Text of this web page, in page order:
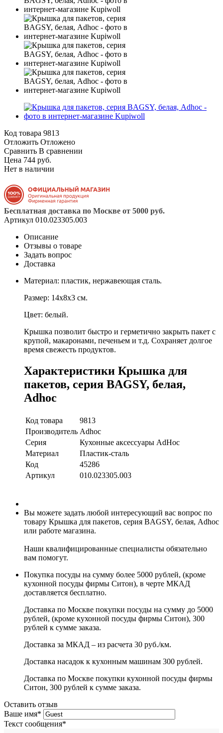
Код товара 9813
Отложить Отложено
Сравнить В сравнении
Цена 744 руб.
Нет в наличии
Бесплатная доставка по Москве от 5000 руб.
Артикул 010.023305.003
Описание
Отзывы о товаре
Задать вопрос
Доставка
Материал: пластик, нержавеющая сталь.
Размер: 14х8х3 см.
Цвет: белый.
Крышка позволит быстро и герметично закрыть пакет с
крупой, макаронами, печеньем и т.д. Сохраняет долгое
время свежесть продуктов.
Характеристики Крышка для
пакетов, серия BAGSY, белая,
Adhoc
Код товара
9813
Производитель Adhoc
Серия
Кухонные аксессуары AdHoc
Материал
Пластик-сталь
Код
45286
Артикул
010.023305.003
Вы можете задать любой интересующий вас вопрос по
товару Крышка для пакетов, серия BAGSY, белая, Adhoc
или работе магазина.
Наши квалифицированные специалисты обязательно
вам помогут.
Покупка посуды на сумму более 5000 рублей, (кроме
кухонной посуды фирмы Ситон), в черте МКАД
доставляется бесплатно.
Доставка по Москве покупки посуды на сумму до 5000
рублей, (кроме кухонной посуды фирмы Ситон), 300
рублей к сумме заказа.
Доставка за МКАД – из расчета 30 руб./км.
Доставка насадок к кухонным машинам 300 рублей.
Доставка по Москве покупки кухонной посуды фирмы
Ситон, 300 рублей к сумме заказа.
Оставить отзыв
Ваше имя*
Текст сообщения*